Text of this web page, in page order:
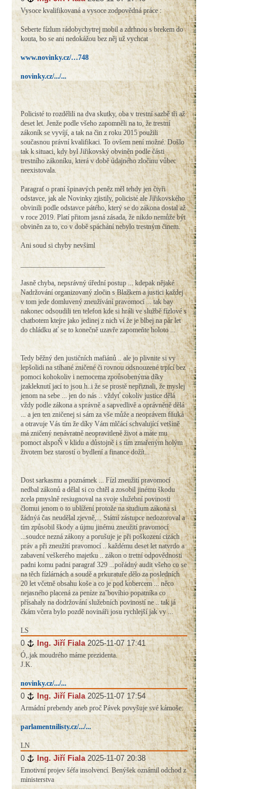
Vysoce kvalifikovaná a vysoce zodpovědná práce :
Seberte fízlum rádobychytrej mobil a zdrhnou s brekem do
kouta, bo se ani nedokážou bez něj už vychcat
www.novinky.cz/…748
novinky.cz/.../...
Policisté to rozdělili na dva skutky, oba v trestní sazbě tři až
deset let. Jenže podle všeho zapomněli na to, že trestní
zákoník se vyvíjí, a tak na čin z roku 2015 použili
současnou právní kvalifikaci. To ovšem není možné. Došlo
tak k situaci, kdy byl Jiřikovský obviněn podle části
trestního zákoníku, která v době údajného zločinu vůbec
neexistovala.
Paragraf o praní špinavých peněz měl tehdy jen čtyři
odstavce, jak ale Novinky zjistily, policisté ale Jiřikovského
obvinili podle odstavce pátého, který se do zákona dostal až
v roce 2019. Platí přitom jasná zásada, že nikdo nemůže být
obviněn za to, co v době spáchání nebylo trestným činem.
Ani soud si chyby nevšiml
________________________
Jasně chyba, nepsrávný úřední postup ... kdepak nějaké
Nadržování organizovaný zločin s Blažkem a justici každej
v tom jede domluvený zneužívání pravomocí ... tak bay
nakonec odsoudili ten telefon kde si hráli ve službě fízlové s
chatbotem ktejre jako jedinej z nich ví že je blbej na pár let
do chládku ať se to konečně uzavře zapomeňte holoto ...
Tedy běžný den justičních mafiánů .. ale jo plivnite si vy
lepšolidi na stíhané zničené či rovnou odsnouzené trpící bez
pomoci kohokoliv i nemocema zpoůsobenýma díky
jzakleknutí jací to jsou h..i že se prostě nepřiznali, že myslej
jenom na sebe ... jen do nás .. vždyť cokoliv justice dělá
vždy podle zákona a správně a sapvedlivě a oprávněně dělá
... a jen ten zničenej si sám za vše může a neoprávem fňuká
a otravuje Vás tím že díky Vám mlčácí schvalující vetšině
má zničený nenávratně neopravitleně život a máte mu
pomoct alspoŇ v klidu a důstojně i s tím zmařeným holým
životem bez starostí o bydlení a finance dožít...
Dost sarkasmu a poznámek ... Fízl zneužití pravomocí
nedbal zákonů a dělal si co chtěl a zosobil jinému škodu
zcela pmyslně resiugnoval na svoje služební povinosti
člomui jenom o to ublížení protože na studium zákona si
žádnýá čas neudělal zjevně,... Státní zástupce nedozoroval a
tím způsobil škody a újmu jinému zneužití pravomocí
...soudce nezná zákony a porušuje je při poškození cizách
práv a při zneužití pravomocí .. každému deset let natvrdo a
zabavení veškerého majetku .. zákon o tretní odpovědnosti
padni komu padni paragraf 329 ...pořádný audit všeho co se
na těch fízlárnách a soudě a prkuratuře dělo za posledních
20 let včetně obsahu koše a co je pod kobercem ... něco
nejasného placená za peníze zaˇbovíhio popatníka co
přísahaly na dodržování služebních poviností ne .. tak já
čkám včera bylo pozdě novináři josu rychlejší jak vy ...
LS
0 # Ing. Jiří Fiala 2025-11-07 17:41
Ó,.jak moudrého máme prezidenta.
J.K.
novinky.cz/.../...
0 # Ing. Jiří Fiala 2025-11-07 17:54
Armádní prebendy aneb proč Pávek povyšuje své kámoše:
parlamentnilisty.cz/.../...
LN
0 # Ing. Jiří Fiala 2025-11-07 20:38
Emotivní projev šéfa insolvencí. Benýšek oznámil odchod z
ministerstva